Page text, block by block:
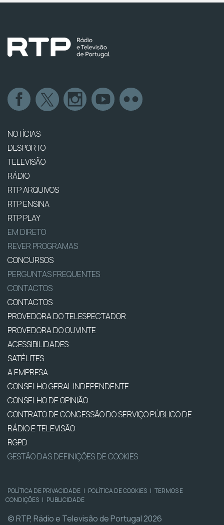
NOTÍCIAS
DESPORTO
TELEVISÃO
RÁDIO
RTP ARQUIVOS
RTP ENSINA
RTP PLAY
EM DIRETO
REVER PROGRAMAS
CONCURSOS
PERGUNTAS FREQUENTES
CONTACTOS
CONTACTOS
PROVEDORA DO TELESPECTADOR
PROVEDORA DO OUVINTE
ACESSIBILIDADES
SATÉLITES
A EMPRESA
CONSELHO GERAL INDEPENDENTE
CONSELHO DE OPINIÃO
CONTRATO DE CONCESSÃO DO SERVIÇO PÚBLICO DE
RÁDIO E TELEVISÃO
RGPD
GESTÃO DAS DEFINIÇÕES DE COOKIES
POLÍTICA DE PRIVACIDADE | POLÍTICA DE COOKIES | TERMOS E
CONDIÇÕES | PUBLICIDADE
© RTP, Rádio e Televisão de Portugal 2026